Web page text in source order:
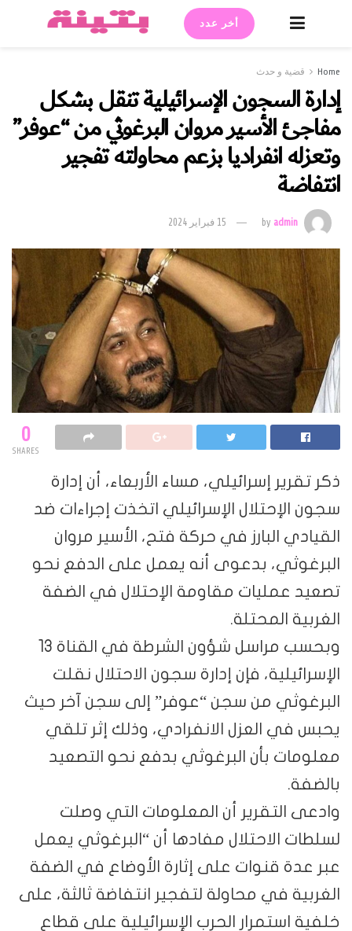
أخر عدد
Home قضية و حدث
إدارة السجون الإسرائيلية تنقل بشكل
مفاجئ الأسير مروان البرغوثي من “عوفر”
وتعزله انفراديا بزعم محاولته تفجير
انتفاضة
byadmin 15 فبراير 2024
0
SHARES
ذكر تقرير إسرائيلي، مساء الأربعاء، أن إدارة
سجون الإحتلال الإسرائيلي اتخذت إجراءات ضد
القيادي البارز في حركة فتح، الأسير مروان
البرغوثي، بدعوى أنه يعمل على الدفع نحو
تصعيد عمليات مقاومة الإحتلال في الضفة
الغربية المحتلة.
وبحسب مراسل شؤون الشرطة في القناة 13
الإسرائيلية، فإن إدارة سجون الاحتلال نقلت
البرغوثي من سجن “عوفر” إلى سجن آخر حيث
يحبس في العزل الانفرادي، وذلك إثر تلقي
معلومات بأن البرغوثي بدفع نحو التصعيد
بالضفة.
وادعى التقرير أن المعلومات التي وصلت
لسلطات الاحتلال مفادها أن “البرغوثي يعمل
عبر عدة قنوات على إثارة الأوضاع في الضفة
الغربية في محاولة لتفجير انتفاضة ثالثة، على
خلفية استمرار الحرب الإسرائيلية على قطاع